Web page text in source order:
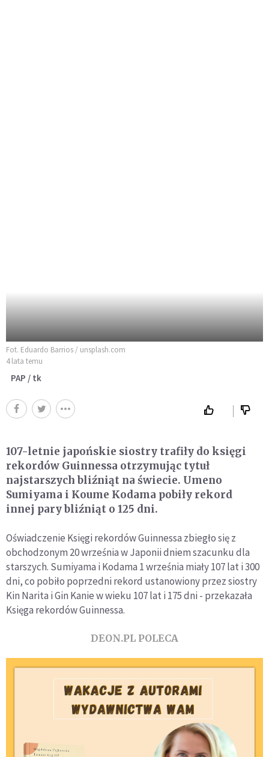
Fot. Eduardo Barrios / unsplash.com
4 lata temu
PAP / tk
107-letnie japońskie siostry trafiły do księgi
rekordów Guinnessa otrzymując tytuł
najstarszych bliźniąt na świecie. Umeno
Sumiyama i Koume Kodama pobiły rekord
innej pary bliźniąt o 125 dni.
Oświadczenie Księgi rekordów Guinnessa zbiegło się z
obchodzonym 20 września w Japonii dniem szacunku dla
starszych. Sumiyama i Kodama 1 września miały 107 lat i 300
dni, co pobiło poprzedni rekord ustanowiony przez siostry
Kin Narita i Gin Kanie w wieku 107 lat i 175 dni - przekazała
Księga rekordów Guinnessa.
DEON.PL POLECA